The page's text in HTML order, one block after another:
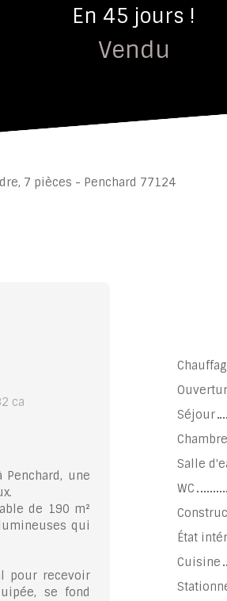
En 45 jours !
Vendu
7 pièces - Penchard 77124
ca
une
de 190 m²
qui
pour recevoir
se fond
Séjour
Salle
WC
État
Cuisine